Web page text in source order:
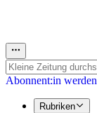
Abonnent:in werden
Rubriken